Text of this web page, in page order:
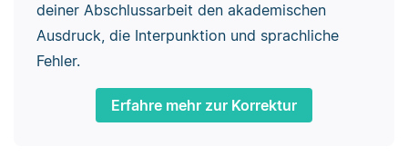
deiner Abschlussarbeit den akademischen
Ausdruck, die Interpunktion und sprachliche
Fehler.
Erfahre mehr zur Korrektur